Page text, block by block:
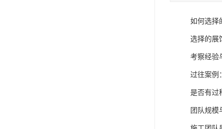
如何选择
选择的展
考察经验
过往案例
是否有过
团队规